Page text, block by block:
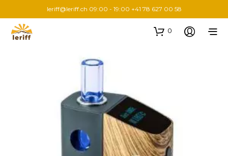
leriff@leriff.ch 09:00 - 19:00 +41 78 627 00 58
0